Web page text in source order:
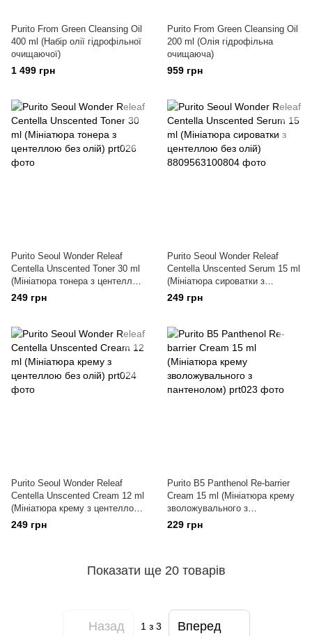
Purito From Green Cleansing Oil
400 ml (Набір олії гідрофільної
очищаючої)
1 499 грн
Purito From Green Cleansing Oil
200 ml (Олія гідрофільна
очищаюча)
959 грн
Purito Seoul Wonder Releaf
Centella Unscented Toner 30 ml
(Мініатюра тонера з центеллою
без олій)
249 грн
Purito Seoul Wonder Releaf
Centella Unscented Serum 15 ml
(Мініатюра сироватки з
центеллою без олій)
249 грн
Purito Seoul Wonder Releaf
Centella Unscented Cream 12 ml
(Мініатюра крему з центеллою
без олій)
249 грн
Purito B5 Panthenol Re-barrier
Cream 15 ml (Мініатюра крему
зволожувального з
пантенолом)
229 грн
Показати ще 20 товарів
Назад 1 з 3 Вперед